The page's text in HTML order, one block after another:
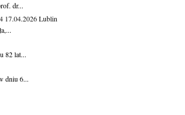
dr...
17.04.2026Lublin
82 lat...
dniu 6...